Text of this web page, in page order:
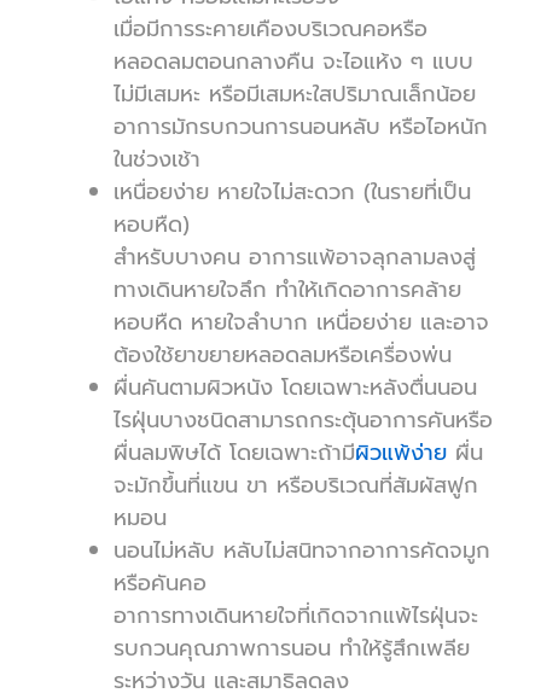
เมื่อมีการระคายเคืองบริเวณคอหรือ
หลอดลมตอนกลางคืน จะไอแห้ง ๆ แบบ
ไม่มีเสมหะ หรือมีเสมหะใสปริมาณเล็กน้อย
อาการมักรบกวนการนอนหลับ หรือไอหนัก
ในช่วงเช้า
เหนื่อยง่าย หายใจไม่สะดวก (ในรายที่เป็น
หอบหืด)
สำหรับบางคน อาการแพ้อาจลุกลามลงสู่
ทางเดินหายใจลึก ทำให้เกิดอาการคล้าย
หอบหืด หายใจลำบาก เหนื่อยง่าย และอาจ
ต้องใช้ยาขยายหลอดลมหรือเครื่องพ่น
ผื่นคันตามผิวหนัง โดยเฉพาะหลังตื่นนอน
ไรฝุ่นบางชนิดสามารถกระตุ้นอาการคันหรือ
ผื่นลมพิษได้ โดยเฉพาะถ้ามีผิวแพ้ง่าย ผื่น
จะมักขึ้นที่แขน ขา หรือบริเวณที่สัมผัสฟูก
หมอน
นอนไม่หลับ หลับไม่สนิทจากอาการคัดจมูก
หรือคันคอ
อาการทางเดินหายใจที่เกิดจากแพ้ไรฝุ่นจะ
รบกวนคุณภาพการนอน ทำให้รู้สึกเพลีย
ระหว่างวัน และสมาธิลดลง